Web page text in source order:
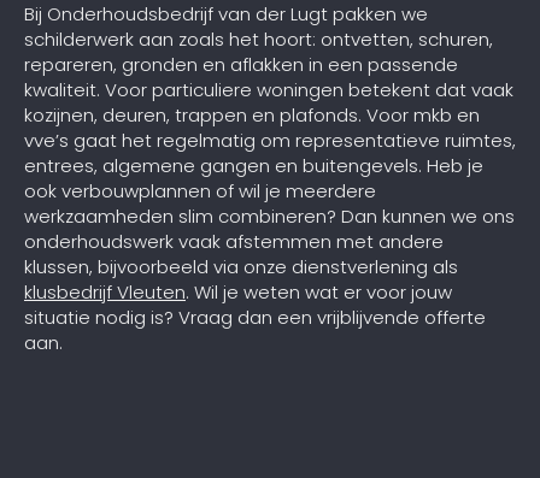
Bij Onderhoudsbedrijf van der Lugt pakken we
schilderwerk aan zoals het hoort: ontvetten, schuren,
repareren, gronden en aflakken in een passende
kwaliteit. Voor particuliere woningen betekent dat vaak
kozijnen, deuren, trappen en plafonds. Voor mkb en
vve’s gaat het regelmatig om representatieve ruimtes,
entrees, algemene gangen en buitengevels. Heb je
ook verbouwplannen of wil je meerdere
werkzaamheden slim combineren? Dan kunnen we ons
onderhoudswerk vaak afstemmen met andere
klussen, bijvoorbeeld via onze dienstverlening als
klusbedrijf Vleuten. Wil je weten wat er voor jouw
situatie nodig is? Vraag dan een vrijblijvende offerte
aan.